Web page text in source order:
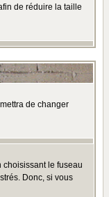
de réduire la taille
de changer
choisissant le fuseau
Donc, si vous